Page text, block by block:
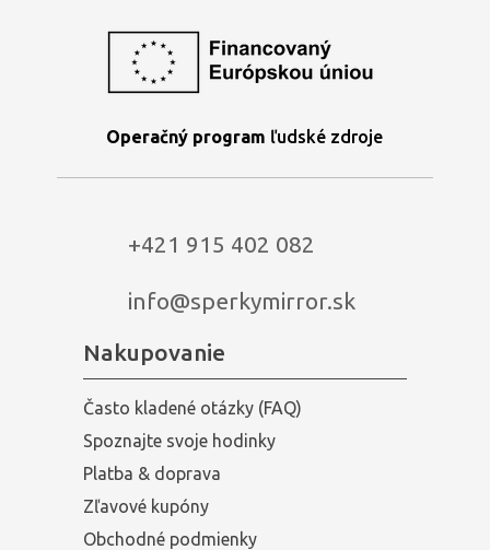
Operačný program ľudské zdroje
+421 915 402 082
info@sperkymirror.sk
Nakupovanie
Často kladené otázky (FAQ)
Spoznajte svoje hodinky
Platba & doprava
Zľavové kupóny
Obchodné podmienky